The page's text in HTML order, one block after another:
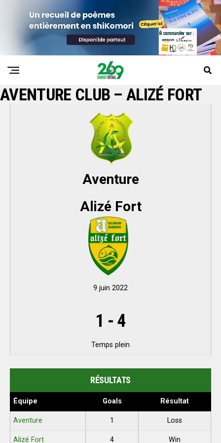
AVENTURE CLUB – ALIZÉ FORT
Aventure
Alizé Fort
9 juin 2022
1 - 4
Temps plein
RÉSULTATS
Équipe Goals Résultat
Aventure 1 Loss
Alizé Fort 4 Win